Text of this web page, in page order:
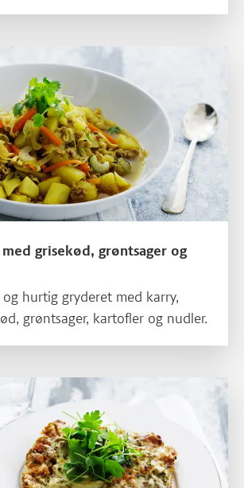
grisekød, grøntsager og
og hurtig gryderet med karry,
grøntsager, kartofler og nudler.
grisekød, grøntsager og nudler
kødsauce af grisekød